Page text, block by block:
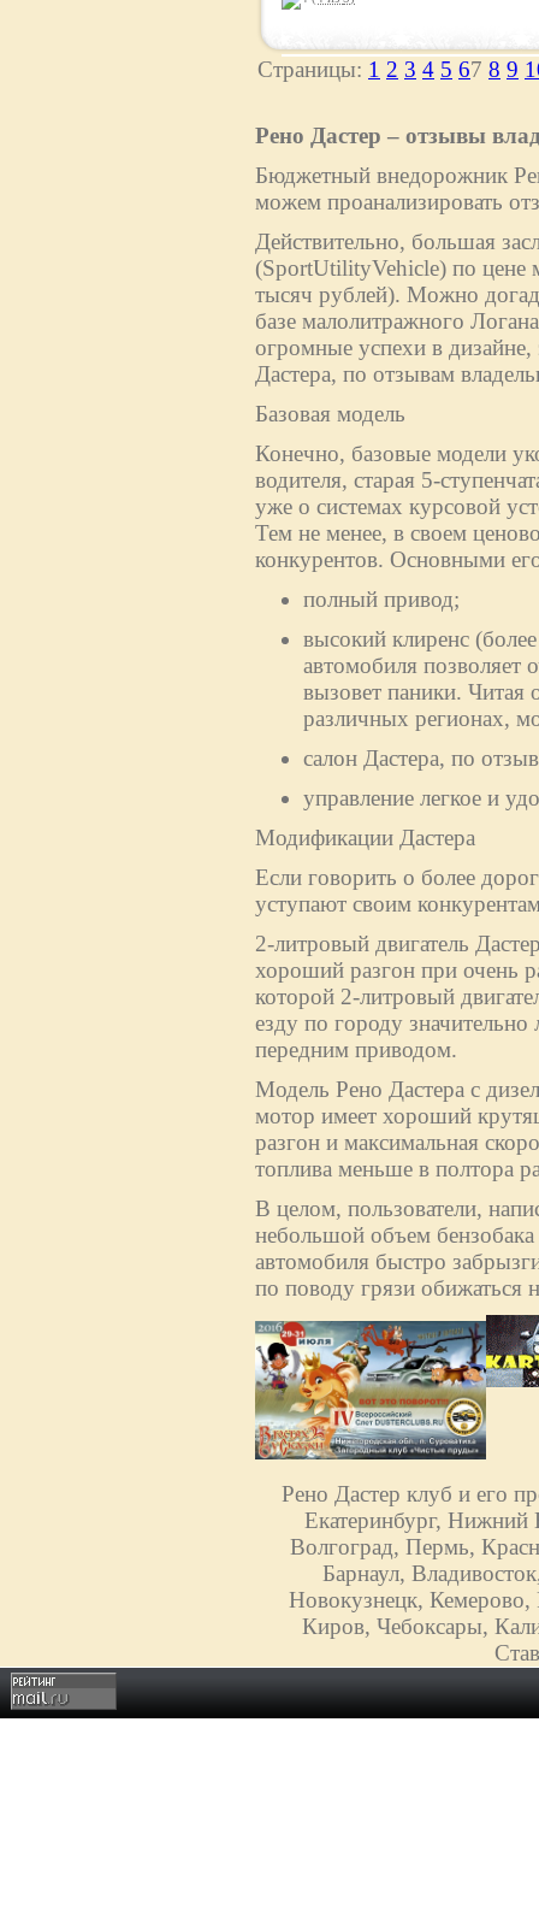
Страницы: 1 2 3 4 5 67 8 9
Рено Дастер – отзывы
Бюджетный внедорожник
можем проанализировать
Действительно, большая
(SportUtilityVehicle) по цене
тысяч рублей). Можно
базе малолитражного
огромные успехи в
Дастера, по отзывам
Базовая модель
Конечно, базовые модели
водителя, старая 5-
уже о системах курсовой
Тем не менее, в своем
конкурентов. Основными
полный привод;
высокий клиренс
автомобиля позволяет
вызовет паники. Читая
различных регионах,
салон Дастера, по
управление легкое и
Модификации Дастера
Если говорить о более
уступают своим
2-литровый двигатель
хороший разгон при очень
которой 2-литровый
езду по городу
передним приводом.
Модель Рено Дастера с
мотор имеет хороший
разгон и максимальная
топлива меньше в полтора
В целом, пользователи,
небольшой объем бензобака
автомобиля быстро
по поводу грязи обижаться
Рено Дастер клуб и его
Екатеринбург, Нижний
Волгоград, Пермь,
Барнаул,
Новокузнецк,
Киров, Чебоксары,